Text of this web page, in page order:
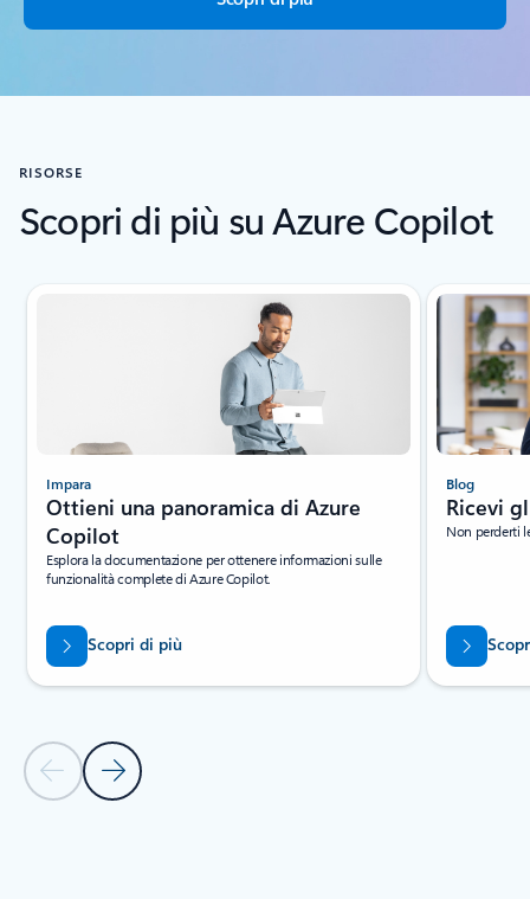
RISORSE
Scopri di più su Azure Copilot
Visualizzazione della diapositiva 1 di 3
Diapositiva precedente
Diapositiva successiva
Impara
Ottieni una panoramica di Azure
Copilot
Esplora la documentazione per ottenere informazioni sulle
funzionalità complete di Azure Copilot.
Scopri di più
Blog
Ricevi
Non perderti